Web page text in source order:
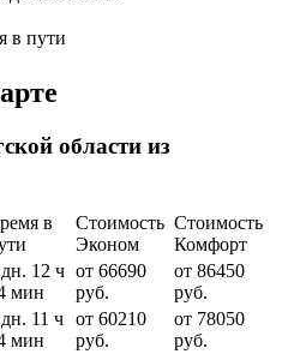
в пути
области из
в
Стоимость
Эконом
Стоимость
Комфорт
12 ч
мин
от 66690
руб.
от 86450
руб.
11 ч
мин
от 60210
руб.
от 78050
руб.